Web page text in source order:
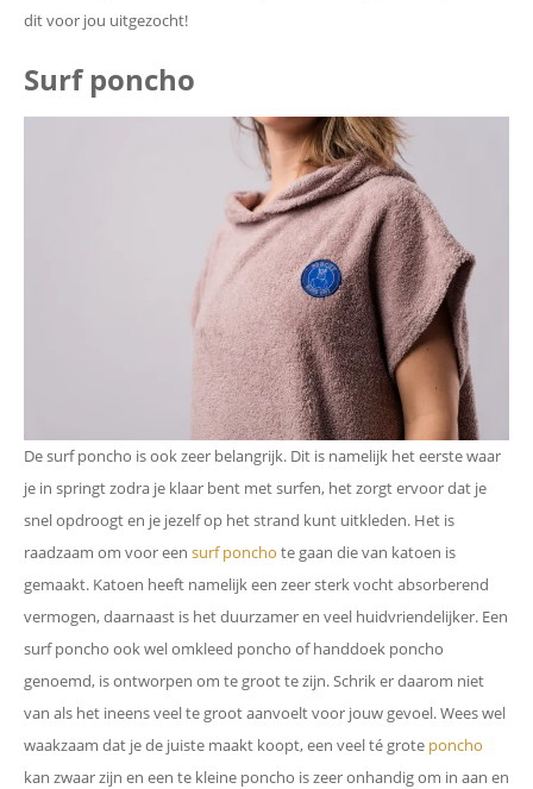
dit voor jou uitgezocht!
Surf poncho
De surf poncho is ook zeer belangrijk. Dit is namelijk het eerste waar
je in springt zodra je klaar bent met surfen, het zorgt ervoor dat je
snel opdroogt en je jezelf op het strand kunt uitkleden. Het is
raadzaam om voor een surf poncho te gaan die van katoen is
gemaakt. Katoen heeft namelijk een zeer sterk vocht absorberend
vermogen, daarnaast is het duurzamer en veel huidvriendelijker. Een
surf poncho ook wel omkleed poncho of handdoek poncho
genoemd, is ontworpen om te groot te zijn. Schrik er daarom niet
van als het ineens veel te groot aanvoelt voor jouw gevoel. Wees wel
waakzaam dat je de juiste maakt koopt, een veel té grote poncho
kan zwaar zijn en een te kleine poncho is zeer onhandig om in aan en